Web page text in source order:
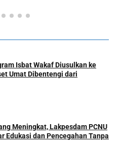
Isbat Wakaf Diusulkan ke
Umat Dibentengi dari
Meningkat, Lakpesdam PCNU
Edukasi dan Pencegahan Tanpa